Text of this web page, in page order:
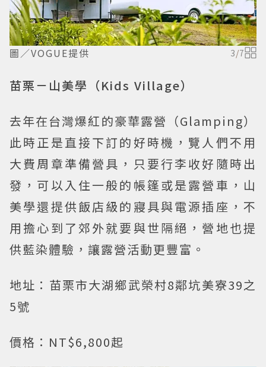
圖／VOGUE提供 3/7
苗栗－山美學（Kids Village）
去年在台灣爆紅的豪華露營（Glamping）
此時正是直接下訂的好時機，覽人們不用
大費周章準備營具，只要行李收好隨時出
發，可以入住一般的帳篷或是露營車，山
美學還提供飯店級的寢具與電源插座，不
用擔心到了郊外就要與世隔絕，營地也提
供藍染體驗，讓露營活動更豐富。
地址：苗栗市大湖鄉武榮村8鄰坑美寮39之
5號
價格：NT$6,800起